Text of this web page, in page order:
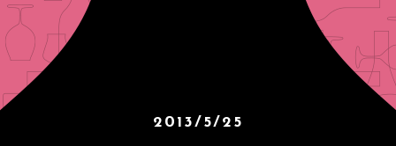
2013/5/25